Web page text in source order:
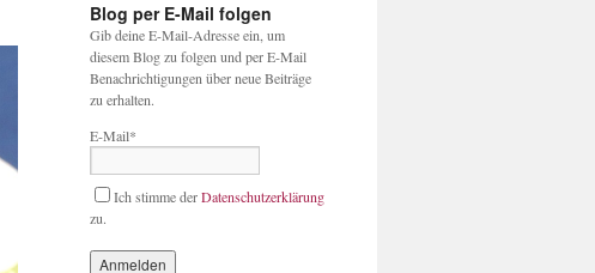
Blog per E-Mail folgen
Gib deine E-Mail-Adresse ein, um
diesem Blog zu folgen und per E-Mail
Benachrichtigungen über neue Beiträge
zu erhalten.
E-Mail*
Ich stimme derDatenschutzerklärung
zu.